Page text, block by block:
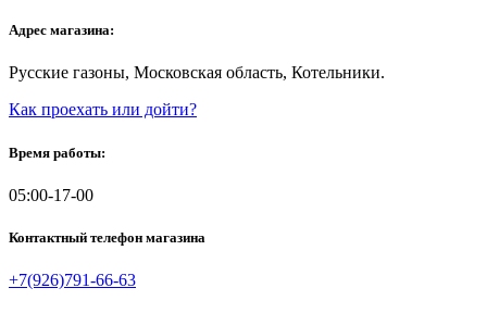
Адрес магазина:
Русские газоны, Московская область, Котельники.
Как проехать или дойти?
Время работы:
05:00-17-00
Контактный телефон магазина
+7(926)791-66-63